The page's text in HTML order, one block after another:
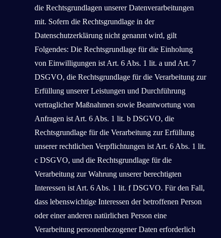
die Rechtsgrundlagen unserer Datenverarbeitungen
mit. Sofern die Rechtsgrundlage in der
Datenschutzerklärung nicht genannt wird, gilt
Folgendes: Die Rechtsgrundlage für die Einholung
von Einwilligungen ist Art. 6 Abs. 1 lit. a und Art. 7
DSGVO, die Rechtsgrundlage für die Verarbeitung zur
Erfüllung unserer Leistungen und Durchführung
vertraglicher Maßnahmen sowie Beantwortung von
Anfragen ist Art. 6 Abs. 1 lit. b DSGVO, die
Rechtsgrundlage für die Verarbeitung zur Erfüllung
unserer rechtlichen Verpflichtungen ist Art. 6 Abs. 1 lit.
c DSGVO, und die Rechtsgrundlage für die
Verarbeitung zur Wahrung unserer berechtigten
Interessen ist Art. 6 Abs. 1 lit. f DSGVO. Für den Fall,
dass lebenswichtige Interessen der betroffenen Person
oder einer anderen natürlichen Person eine
Verarbeitung personenbezogener Daten erforderlich